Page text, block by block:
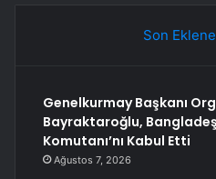
Son
Genelkurmay Başkanı
Bayraktaroğlu,
Komutanı’nı Kabul Etti
Ağustos 7, 2026